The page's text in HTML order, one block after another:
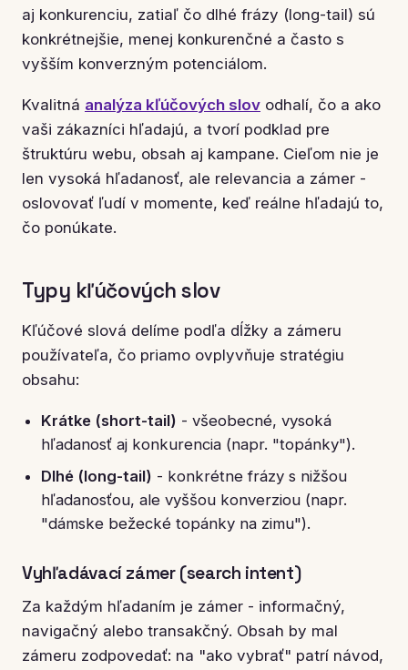
aj konkurenciu, zatiaľ čo dlhé frázy (long-tail) sú
konkrétnejšie, menej konkurenčné a často s
vyšším konverzným potenciálom.
Kvalitná analýza kľúčových slov odhalí, čo a ako
vaši zákazníci hľadajú, a tvorí podklad pre
štruktúru webu, obsah aj kampane. Cieľom nie je
len vysoká hľadanosť, ale relevancia a zámer -
oslovovať ľudí v momente, keď reálne hľadajú to,
čo ponúkate.
Typy kľúčových slov
Kľúčové slová delíme podľa dĺžky a zámeru
používateľa, čo priamo ovplyvňuje stratégiu
obsahu:
Krátke (short-tail) - všeobecné, vysoká
hľadanosť aj konkurencia (napr. "topánky").
Dlhé (long-tail) - konkrétne frázy s nižšou
hľadanosťou, ale vyššou konverziou (napr.
"dámske bežecké topánky na zimu").
Vyhľadávací zámer (search intent)
Za každým hľadaním je zámer - informačný,
navigačný alebo transakčný. Obsah by mal
zámeru zodpovedať: na "ako vybrať" patrí návod,